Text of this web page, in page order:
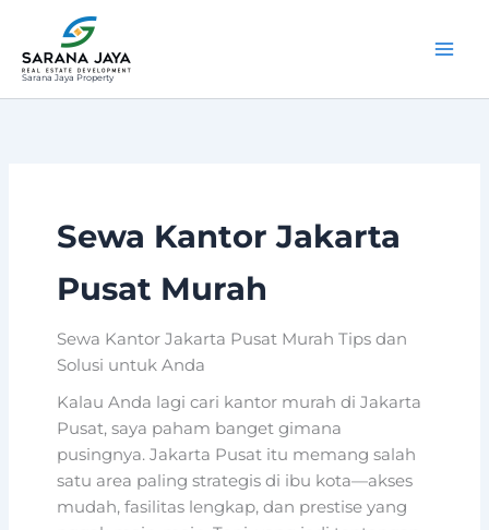
konten
Sarana Jaya Property
Sewa Kantor Jakarta
Pusat Murah
Sewa Kantor Jakarta Pusat Murah Tips dan
Solusi untuk Anda
Kalau Anda lagi cari kantor murah di Jakarta
Pusat, saya paham banget gimana
pusingnya. Jakarta Pusat itu memang salah
satu area paling strategis di ibu kota—akses
mudah, fasilitas lengkap, dan prestise yang